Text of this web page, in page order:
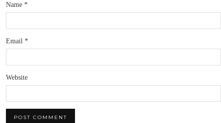
Name *
Email *
Website